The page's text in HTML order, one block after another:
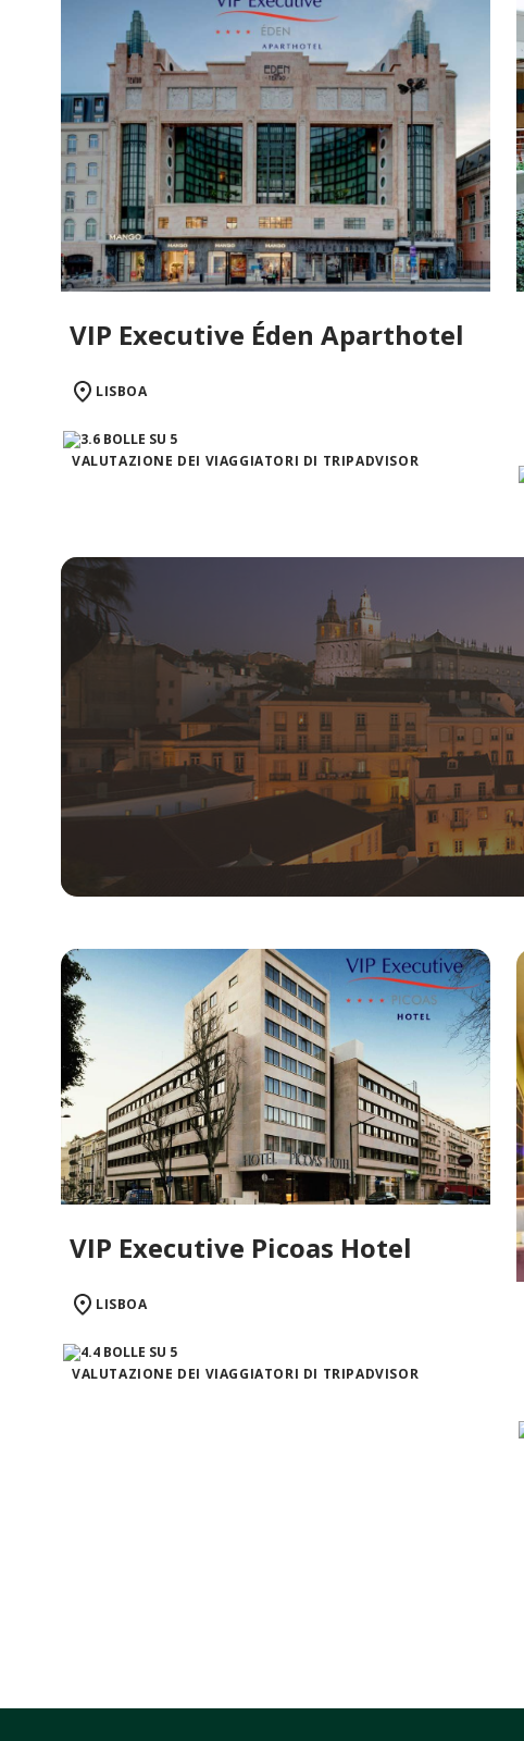
VIP Executive Éden Aparthotel
LISBOA
VALUTAZIONE DEI VIAGGIATORI DI TRIPADVISOR
VIP Executive Picoas Hotel
LISBOA
VALUTAZIONE DEI VIAGGIATORI DI TRIPADVISOR